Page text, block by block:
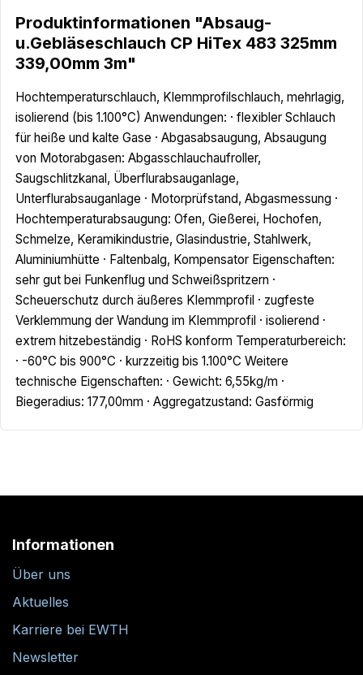
Produktinformationen "Absaug-
u.Gebläseschlauch CP HiTex 483 325mm
339,00mm 3m"
Hochtemperaturschlauch, Klemmprofilschlauch, mehrlagig,
isolierend (bis 1.100°C) Anwendungen: · flexibler Schlauch
für heiße und kalte Gase · Abgasabsaugung, Absaugung
von Motorabgasen: Abgasschlauchaufroller,
Saugschlitzkanal, Überflurabsauganlage,
Unterflurabsauganlage · Motorprüfstand, Abgasmessung ·
Hochtemperaturabsaugung: Ofen, Gießerei, Hochofen,
Schmelze, Keramikindustrie, Glasindustrie, Stahlwerk,
Aluminiumhütte · Faltenbalg, Kompensator Eigenschaften:
sehr gut bei Funkenflug und Schweißspritzern ·
Scheuerschutz durch äußeres Klemmprofil · zugfeste
Verklemmung der Wandung im Klemmprofil · isolierend ·
extrem hitzebeständig · RoHS konform Temperaturbereich:
· -60°C bis 900°C · kurzzeitig bis 1.100°C Weitere
technische Eigenschaften: · Gewicht: 6,55kg/m ·
Biegeradius: 177,00mm · Aggregatzustand: Gasförmig
Informationen
Über uns
Aktuelles
Karriere bei EWTH
Newsletter